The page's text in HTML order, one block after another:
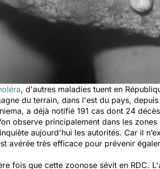
, d'autres maladies tuent en
du terrain, dans l'est du pays,
a déjà notifié 191 cas dont 24
observe principalement dans les
aujourd'hui les autorités. Car il
avérée très efficace pour prévenir
fois que cette zoonose sévit en RDC.